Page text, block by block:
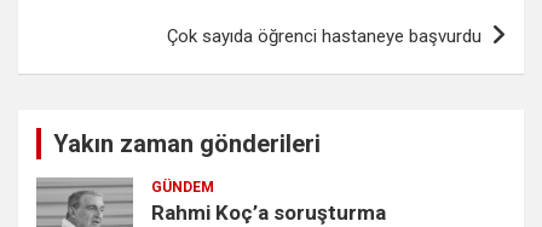
Çok sayıda öğrenci hastaneye başvurdu
Yakın zaman gönderileri
GÜNDEM
Rahmi Koç’a soruşturma